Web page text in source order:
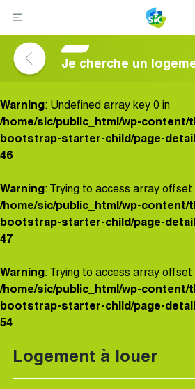
content
Je cherche un
Warning: Undefined array key 0 in
/home/sic/public_html/wp-content/
bootstrap-starter-child/page-
46
Warning: Trying to access array offset
/home/sic/public_html/wp-content/
bootstrap-starter-child/page-
47
Warning: Trying to access array offset
/home/sic/public_html/wp-content/
bootstrap-starter-child/page-
54
Logement à louer